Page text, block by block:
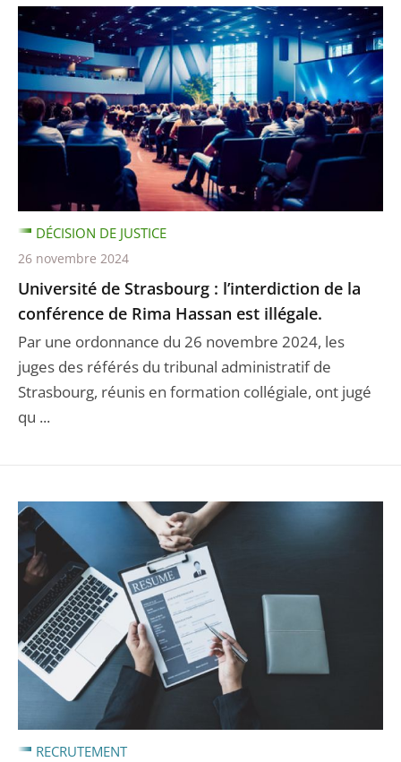
Université de Strasbourg : l’interdiction de la
conférence de Rima Hassan est illégale.
Par une ordonnance du 26 novembre 2024, les
juges des référés du tribunal administratif de
Strasbourg, réunis en formation collégiale, ont jugé
qu ...
DÉCISION DE JUSTICE
26 novembre 2024
RECRUTEMENT